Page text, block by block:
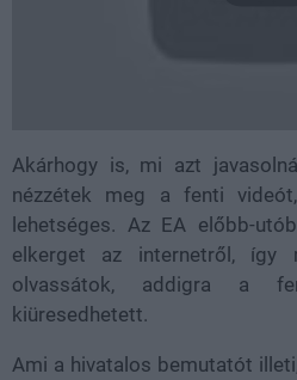
Akárhogy is, mi azt
nézzétek meg a fenti
lehetséges. Az EA előbb-
elkerget az internetről, így
olvassátok, addigra a
kiüresedhetett.
Ami a hivatalos bemutatót